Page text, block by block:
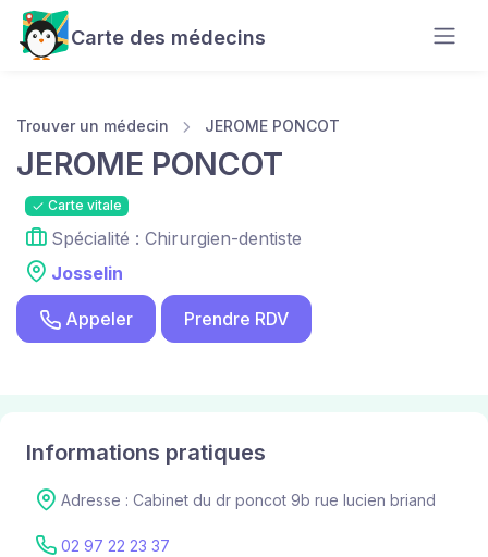
Carte des médecins
Trouver un médecin JEROME PONCOT
JEROME PONCOT
Carte vitale
Spécialité : Chirurgien-dentiste
Josselin
Appeler Prendre RDV
Informations pratiques
Adresse : Cabinet du dr poncot 9b rue lucien briand
02 97 22 23 37